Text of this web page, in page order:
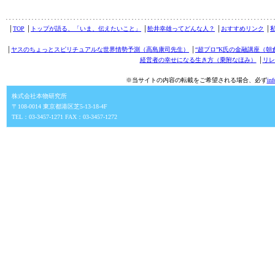
TOP トップが語る、「いま、伝えたいこと」 舩井幸雄ってどんな人？ おすすめリンク
ヤスのちょっとスピリチュアルな世界情勢予測（高島康司先生）
“超プロ”K氏の金融講座（朝
経営者の幸せになる生き方（乗附なほみ）
リ
※当サイトの内容の転載をご希望される場合、必ず
株式会社本物研究所
〒108-0014 東京都港区芝5-13-18-4F
TEL：03-3457-1271 FAX：03-3457-1272